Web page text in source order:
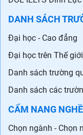
DANH SÁCH
Đại học - Cao đẳng
Đại học trên Thế giới
Danh sách trường
Danh sách các
CẨM NANG
Chọn ngành - Chọn